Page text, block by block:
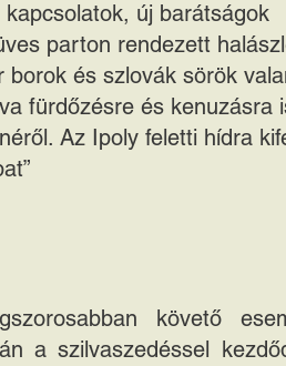
új barátságok
parton rendezett
és szlovák sörök
fürdőzésre és kenuzásra
Az Ipoly feletti hídra
követő
a szilvaszedéssel